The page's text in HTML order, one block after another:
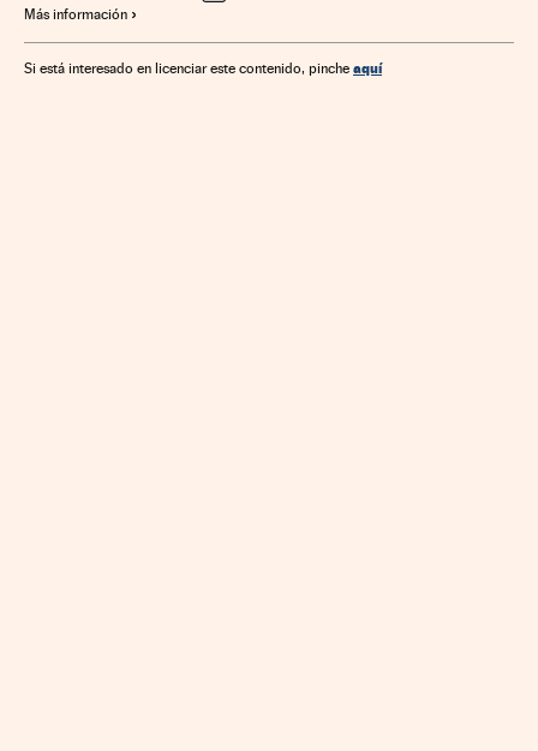
Más información
Si está interesado en licenciar este contenido, pinche aquí